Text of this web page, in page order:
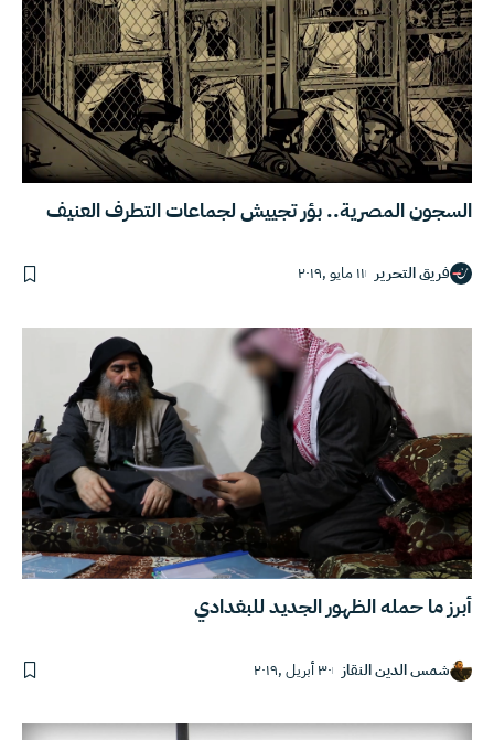
السجون المصرية.. بؤر تجييش لجماعات التطرف العنيف
فريق التحرير ١١ مايو ,٢٠١٩
أبرز ما حمله الظهور الجديد للبغدادي
شمس الدين النقاز ٣٠ أبريل ,٢٠١٩